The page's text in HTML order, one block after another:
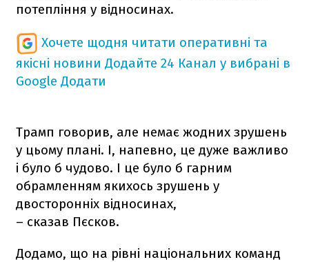
потепління у відносинах.
Хочете щодня читати оперативні та
якісні новини Додайте 24 Канал у вибрані в
Google Додати
Трамп говорив, але немає жодних зрушень
у цьому плані. І, напевно, це дуже важливо
і було б чудово. І це було б гарним
обрамленням якихось зрушень у
двосторонніх відносинах,
– сказав Пєсков.
Додамо, що на рівні національних команд